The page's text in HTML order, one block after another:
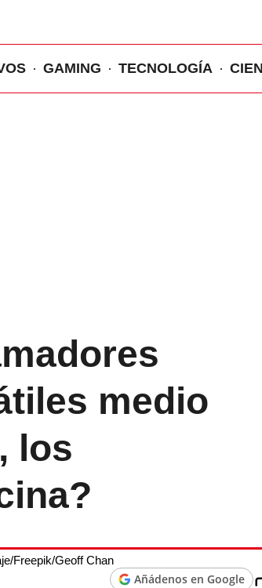
GAMING TECNOLOGÍA
medio
los
Freepik/Geoff Chan
Añádenos en Google